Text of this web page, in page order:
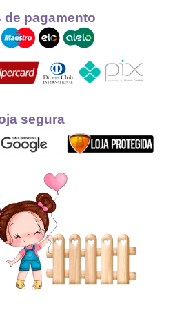
de pagamento
segura